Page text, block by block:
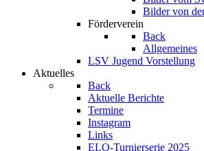
Bilder von
Förderverein
Back
Allgemeines
LSV Jugend Vorstellung
Aktuelles
Back
Aktuelle Berichte
Termine
Instagram
Links
ELO-Turnierserie 2025